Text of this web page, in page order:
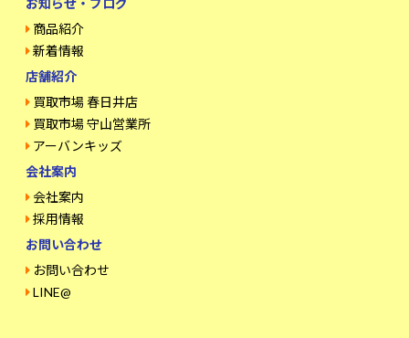
商品紹介
新着情報
店舗紹介
買取市場 春日井店
買取市場 守山営業所
アーバンキッズ
会社案内
会社案内
採用情報
お問い合わせ
お問い合わせ
LINE@